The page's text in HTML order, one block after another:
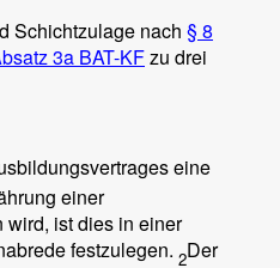
Schichtzulage nach § 8
3a BAT-KFzu drei
eine
einer
wird, ist dies in einer
festzulegen. 2Der